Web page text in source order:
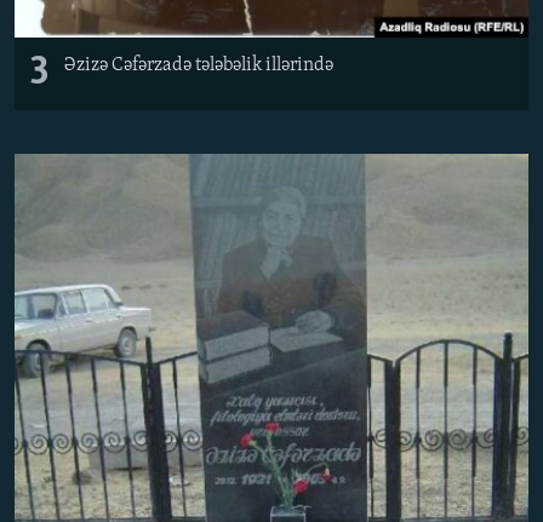
3 Əzizə Cəfərzadə tələbəlik illərində